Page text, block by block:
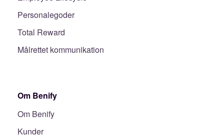
Personalegoder
Total Reward
Målrettet kommunikation
Om Benify
Om Benify
Kunder